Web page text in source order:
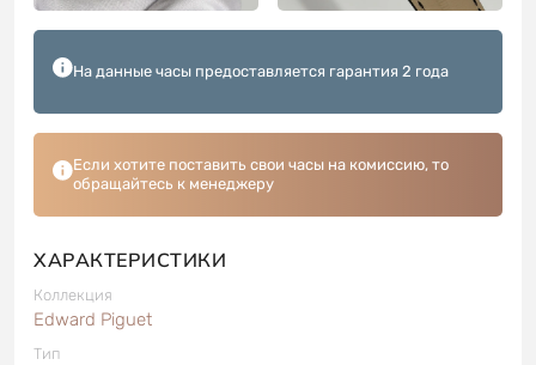
На данные часы предоставляется гарантия 2 года
Если хотите поставить свои часы на комиссию, то
обращайтесь к менеджеру
ХАРАКТЕРИСТИКИ
Коллекция
Edward Piguet
Тип